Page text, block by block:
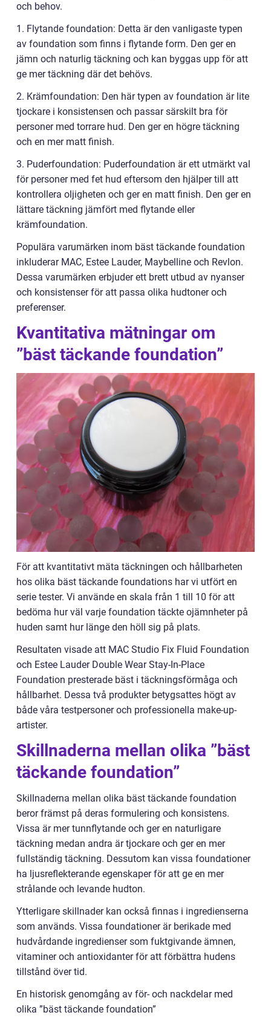
och behov.
1. Flytande foundation: Detta är den vanligaste typen
av foundation som finns i flytande form. Den ger en
jämn och naturlig täckning och kan byggas upp för att
ge mer täckning där det behövs.
2. Krämfoundation: Den här typen av foundation är lite
tjockare i konsistensen och passar särskilt bra för
personer med torrare hud. Den ger en högre täckning
och en mer matt finish.
3. Puderfoundation: Puderfoundation är ett utmärkt val
för personer med fet hud eftersom den hjälper till att
kontrollera oljigheten och ger en matt finish. Den ger en
lättare täckning jämfört med flytande eller
krämfoundation.
Populära varumärken inom bäst täckande foundation
inkluderar MAC, Estee Lauder, Maybelline och Revlon.
Dessa varumärken erbjuder ett brett utbud av nyanser
och konsistenser för att passa olika hudtoner och
preferenser.
Kvantitativa mätningar om
”bäst täckande foundation”
För att kvantitativt mäta täckningen och hållbarheten
hos olika bäst täckande foundations har vi utfört en
serie tester. Vi använde en skala från 1 till 10 för att
bedöma hur väl varje foundation täckte ojämnheter på
huden samt hur länge den höll sig på plats.
Resultaten visade att MAC Studio Fix Fluid Foundation
och Estee Lauder Double Wear Stay-In-Place
Foundation presterade bäst i täckningsförmåga och
hållbarhet. Dessa två produkter betygsattes högt av
både våra testpersoner och professionella make-up-
artister.
Skillnaderna mellan olika ”bäst
täckande foundation”
Skillnaderna mellan olika bäst täckande foundation
beror främst på deras formulering och konsistens.
Vissa är mer tunnflytande och ger en naturligare
täckning medan andra är tjockare och ger en mer
fullständig täckning. Dessutom kan vissa foundationer
ha ljusreflekterande egenskaper för att ge en mer
strålande och levande hudton.
Ytterligare skillnader kan också finnas i ingredienserna
som används. Vissa foundationer är berikade med
hudvårdande ingredienser som fuktgivande ämnen,
vitaminer och antioxidanter för att förbättra hudens
tillstånd över tid.
En historisk genomgång av för- och nackdelar med
olika ”bäst täckande foundation”